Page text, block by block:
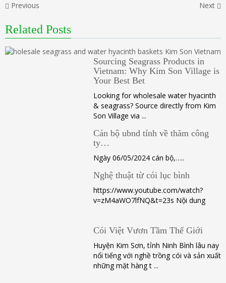
Previous Next
Related Posts
Sourcing Seagrass Products in
Vietnam: Why Kim Son Village is
Your Best Bet
Looking for wholesale water hyacinth
& seagrass? Source directly from Kim
Son Village via ...
Cán bộ ubnd tỉnh về thăm công
ty…
Ngày 06/05/2024 cán bộ,…..
Nghệ thuật từ cói lục bình
https://www.youtube.com/watch?
v=zM4aWO7lfNQ&t=23s Nội dung
Cói Việt Vươn Tầm Thế Giới
Huyện Kim Sơn, tỉnh Ninh Bình lâu nay
nổi tiếng với nghề trồng cói và sản xuất
những mặt hàng t ...